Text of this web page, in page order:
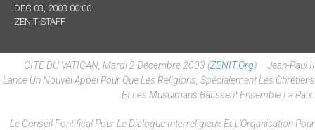
DEC 03, 2003 00:00
ZENIT STAFF
CITE DU VATICAN, Mardi 2 Décembre 2003 (ZENIT.org) – Jean-Paul II
Lance Un Nouvel Appel Pour Que Les Religions, Spécialement Les Chrétiens
Et Les Musulmans Bâtissent Ensemble La Paix.
Le Conseil Pontifical Pour Le Dialogue Interreligieux Et L’Organisation Pour